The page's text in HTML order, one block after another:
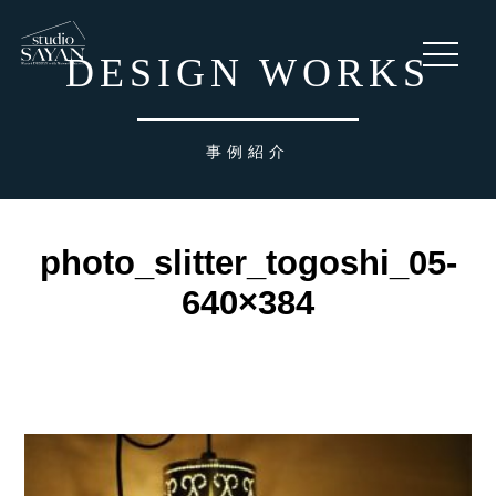
toggle
DESIGN WORKS
事例紹介
photo_slitter_togoshi_05-
640×384